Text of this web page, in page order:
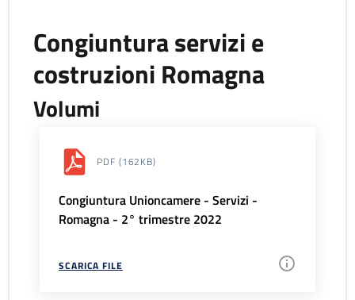
Congiuntura servizi e
costruzioni Romagna
Volumi
PDF (162KB)
Congiuntura Unioncamere - Servizi -
Romagna - 2° trimestre 2022
SCARICA FILE